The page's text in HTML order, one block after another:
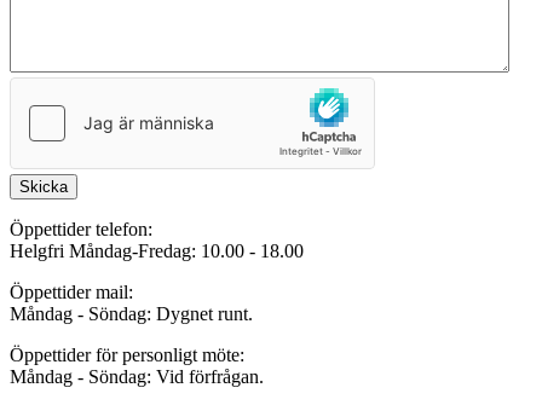
Skicka
Öppettider telefon:
Helgfri Måndag-Fredag: 10.00 - 18.00
Öppettider mail:
Måndag - Söndag: Dygnet runt.
Öppettider för personligt möte:
Måndag - Söndag: Vid förfrågan.